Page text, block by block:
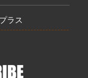
ラス